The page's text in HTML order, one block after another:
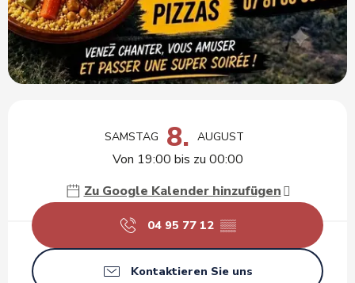
SAMSTAG 8. AUGUST
Von 19:00 bis zu 00:00
Zu Google Kalender hinzufügen
04 95 77 12 ▒▒
Kontaktieren Sie uns